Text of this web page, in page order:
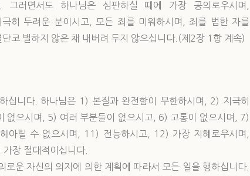
그러면서도 하나님은 심판하실 때에 가장 공의로우시며,
극히 두려운 분이시고, 모든 죄를 미워하시며, 죄를 범한 자를
단코 벌하지 않은 채 내버려 두지 않으십니다.(제2장 1항 계속)
십니다. 하나님은 1) 본질과 완전함이 무한하시며, 2) 지극히
없으시며, 5) 여러 부분들이 없으시고, 6) 고통이 없으시며, 7)
아릴 수 없으시며, 11) 전능하시고, 12) 가장 지혜로우시며,
장 절대적이십니다.
운 자신의 의지에 의한 계획에 따라서 모든 일을 행하십니다.